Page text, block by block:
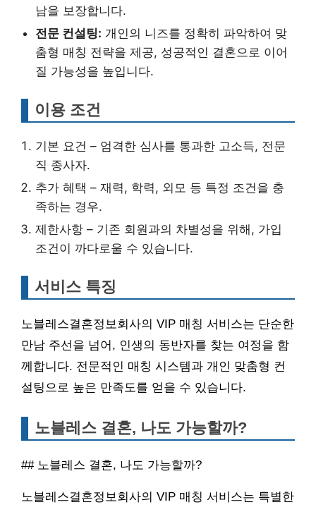
남을 보장합니다.
전문 컨설팅: 개인의 니즈를 정확히 파악하여 맞
춤형 매칭 전략을 제공, 성공적인 결혼으로 이어
질 가능성을 높입니다.
이용 조건
기본 요건 – 엄격한 심사를 통과한 고소득, 전문
직 종사자.
추가 혜택 – 재력, 학력, 외모 등 특정 조건을 충
족하는 경우.
제한사항 – 기존 회원과의 차별성을 위해, 가입
조건이 까다로울 수 있습니다.
서비스 특징
노블레스결혼정보회사의 VIP 매칭 서비스는 단순한
만남 주선을 넘어, 인생의 동반자를 찾는 여정을 함
께합니다. 전문적인 매칭 시스템과 개인 맞춤형 컨
설팅으로 높은 만족도를 얻을 수 있습니다.
노블레스 결혼, 나도 가능할까?
## 노블레스 결혼, 나도 가능할까?
노블레스결혼정보회사의 VIP 매칭 서비스는 특별한